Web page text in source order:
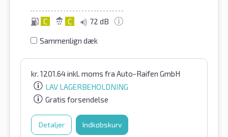
C C 72 dB
Sammenlign dæk
kr. 1201.64inkl. moms fra Auto-Raifen GmbH
LAV LAGERBEHOLDNING
Gratis forsendelse
Detaljer Indkøbskurv